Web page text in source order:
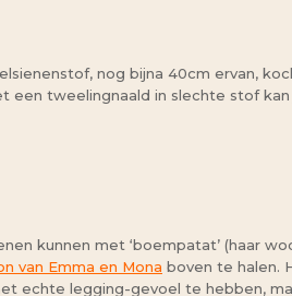
nog bijna 40cm ervan,
een tweelingnaald in slechte stof
kunnen met ‘boempatat’ (haar
van Emma en Mona boven te halen.
echte legging-gevoel te hebben,